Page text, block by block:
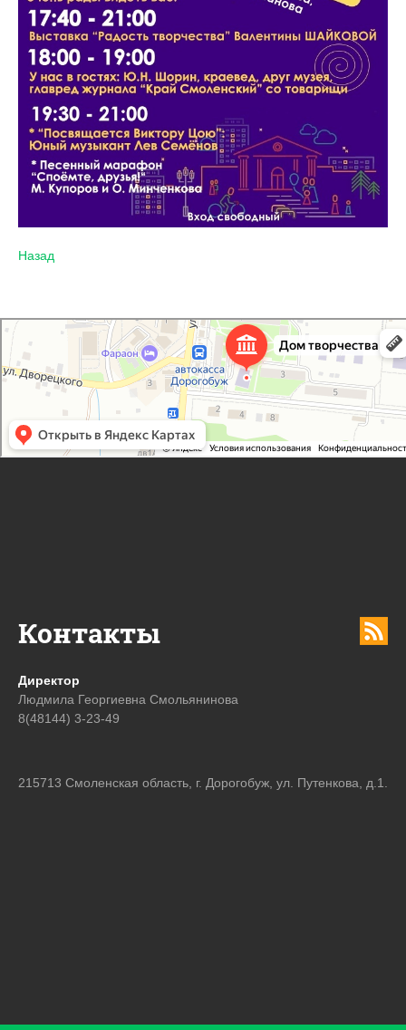
Назад
Контакты
Директор
Людмила Георгиевна Смольянинова
8(48144) 3-23-49
215713 Смоленская область, г. Дорогобуж, ул. Путенкова, д.1.
Дорогобужский дом детского творчества
Дом культуры в Дорогобуже
Дополнительное образование в Дорогобуже